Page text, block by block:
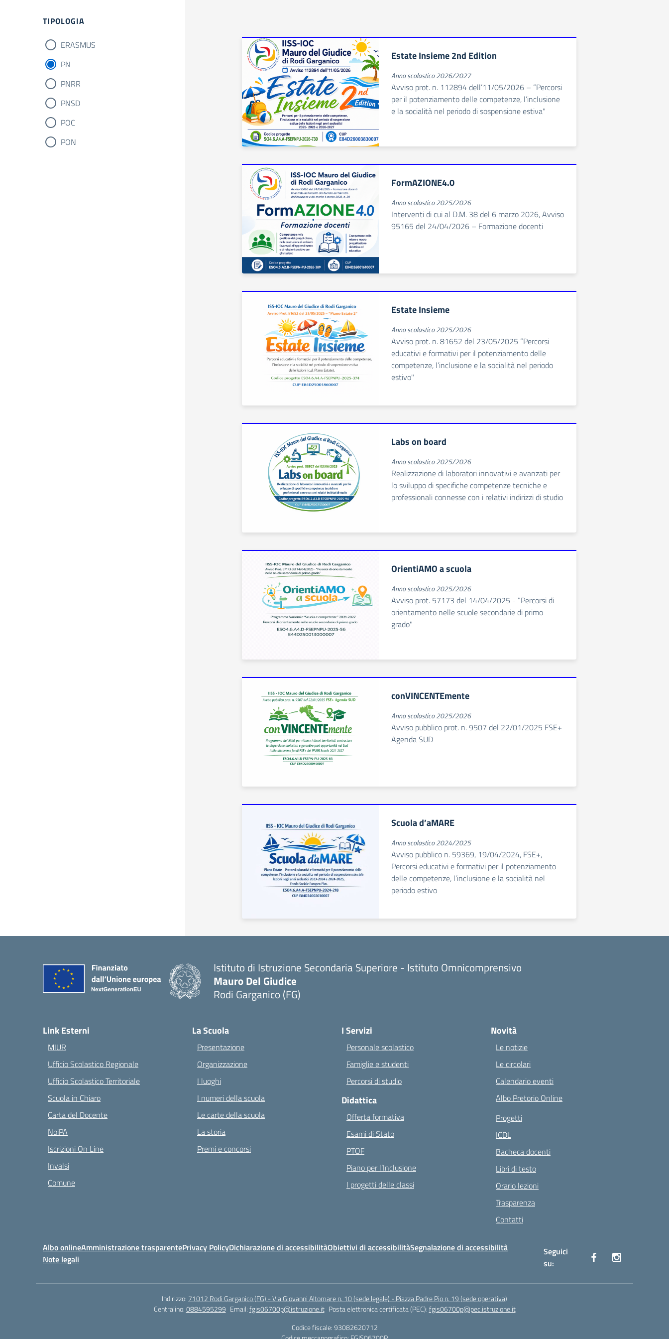
Filtri
TIPOLOGIA
ERASMUS
PN
PNRR
PNSD
POC
PON
Estate Insieme 2nd Edition
Anno scolastico 2026/2027
Avviso prot. n. 112894 dell’11/05/2026 – “Percorsi
per il potenziamento delle competenze, l’inclusione
e la socialità nel periodo di sospensione estiva"
FormAZIONE4.0
Anno scolastico 2025/2026
Interventi di cui al D.M. 38 del 6 marzo 2026, Avviso
95165 del 24/04/2026 – Formazione docenti
Estate Insieme
Anno scolastico 2025/2026
Avviso prot. n. 81652 del 23/05/2025 “Percorsi
educativi e formativi per il potenziamento delle
competenze, l’inclusione e la socialità nel periodo
estivo"
Labs on board
Anno scolastico 2025/2026
Realizzazione di laboratori innovativi e avanzati per
lo sviluppo di specifiche competenze tecniche e
professionali connesse con i relativi indirizzi di studio
OrientiAMO a scuola
Anno scolastico 2025/2026
Avviso prot. 57173 del 14/04/2025 - “Percorsi di
orientamento nelle scuole secondarie di primo
grado"
conVINCENTEmente
Anno scolastico 2025/2026
Avviso pubblico prot. n. 9507 del 22/01/2025 FSE+
Agenda SUD
Scuola d’aMARE
Anno scolastico 2024/2025
Avviso pubblico n. 59369, 19/04/2024, FSE+,
Percorsi educativi e formativi per il potenziamento
delle competenze, l’inclusione e la socialità nel
periodo estivo
Istituto di Istruzione Secondaria Superiore - Istituto Omnicomprensivo
Mauro Del Giudice
Rodi Garganico (FG)
Link Esterni
MIUR
Ufficio Scolastico Regionale
Ufficio Scolastico Territoriale
Scuola in Chiaro
Carta del Docente
NoiPA
Iscrizioni On Line
Invalsi
Comune
La Scuola
Presentazione
Organizzazione
I luoghi
I numeri della scuola
Le carte della scuola
La storia
Premi e concorsi
I Servizi
Personale scolastico
Famiglie e studenti
Percorsi di studio
Didattica
Offerta formativa
Esami di Stato
PTOF
Piano per l’Inclusione
I progetti delle classi
Novità
Le notizie
Le circolari
Calendario eventi
Albo Pretorio Online
Progetti
ICDL
Bacheca docenti
Libri di testo
Orario lezioni
Trasparenza
Contatti
Albo onlineAmministrazione trasparentePrivacy PolicyDichiarazione di accessibilitàObiettivi di accessibilitàSegnalazione di accessibilità
Note legali
Seguici
su:
Indirizzo: 71012 Rodi Garganico (FG) - Via Giovanni Altomare n. 10 (sede legale) - Piazza Padre Pio n. 19 (sede operativa)
Centralino:0884595299 Email:fgis06700p@istruzione.it Posta elettronica certificata (PEC):fgis06700p@pec.istruzione.it
Codice fiscale: 93082620712